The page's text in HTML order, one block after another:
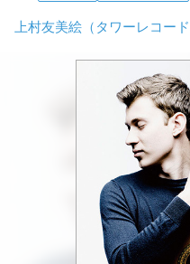
上村友美絵（タワーレコード